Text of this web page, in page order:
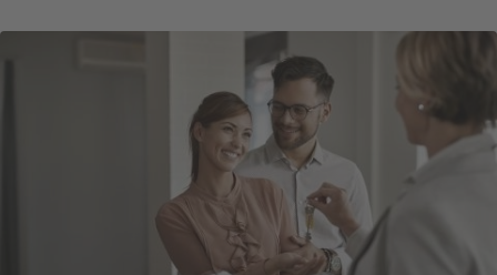
Image